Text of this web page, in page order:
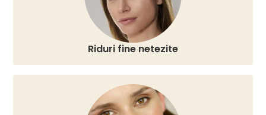
Riduri fine netezite